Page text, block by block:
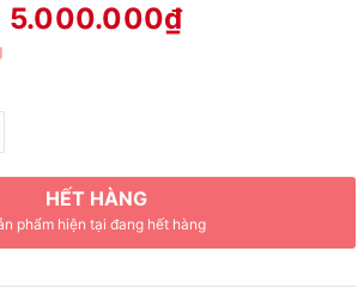
5.000.000₫
HẾT HÀNG
phẩm hiện tại đang hết hàng